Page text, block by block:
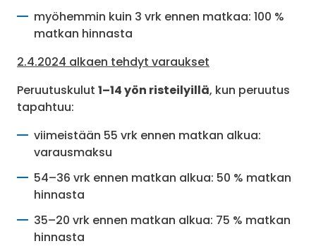
myöhemmin kuin 3 vrk ennen matkaa: 100 %
matkan hinnasta
2.4.2024 alkaen tehdyt varaukset
Peruutuskulut 1–14 yön risteilyillä, kun peruutus
tapahtuu:
viimeistään 55 vrk ennen matkan alkua:
varausmaksu
54–36 vrk ennen matkan alkua: 50 % matkan
hinnasta
35–20 vrk ennen matkan alkua: 75 % matkan
hinnasta